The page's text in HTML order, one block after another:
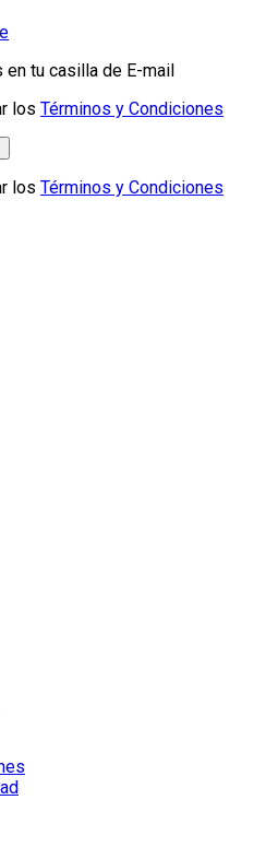
tu casilla de E-mail
los Términos y Condiciones
los Términos y Condiciones